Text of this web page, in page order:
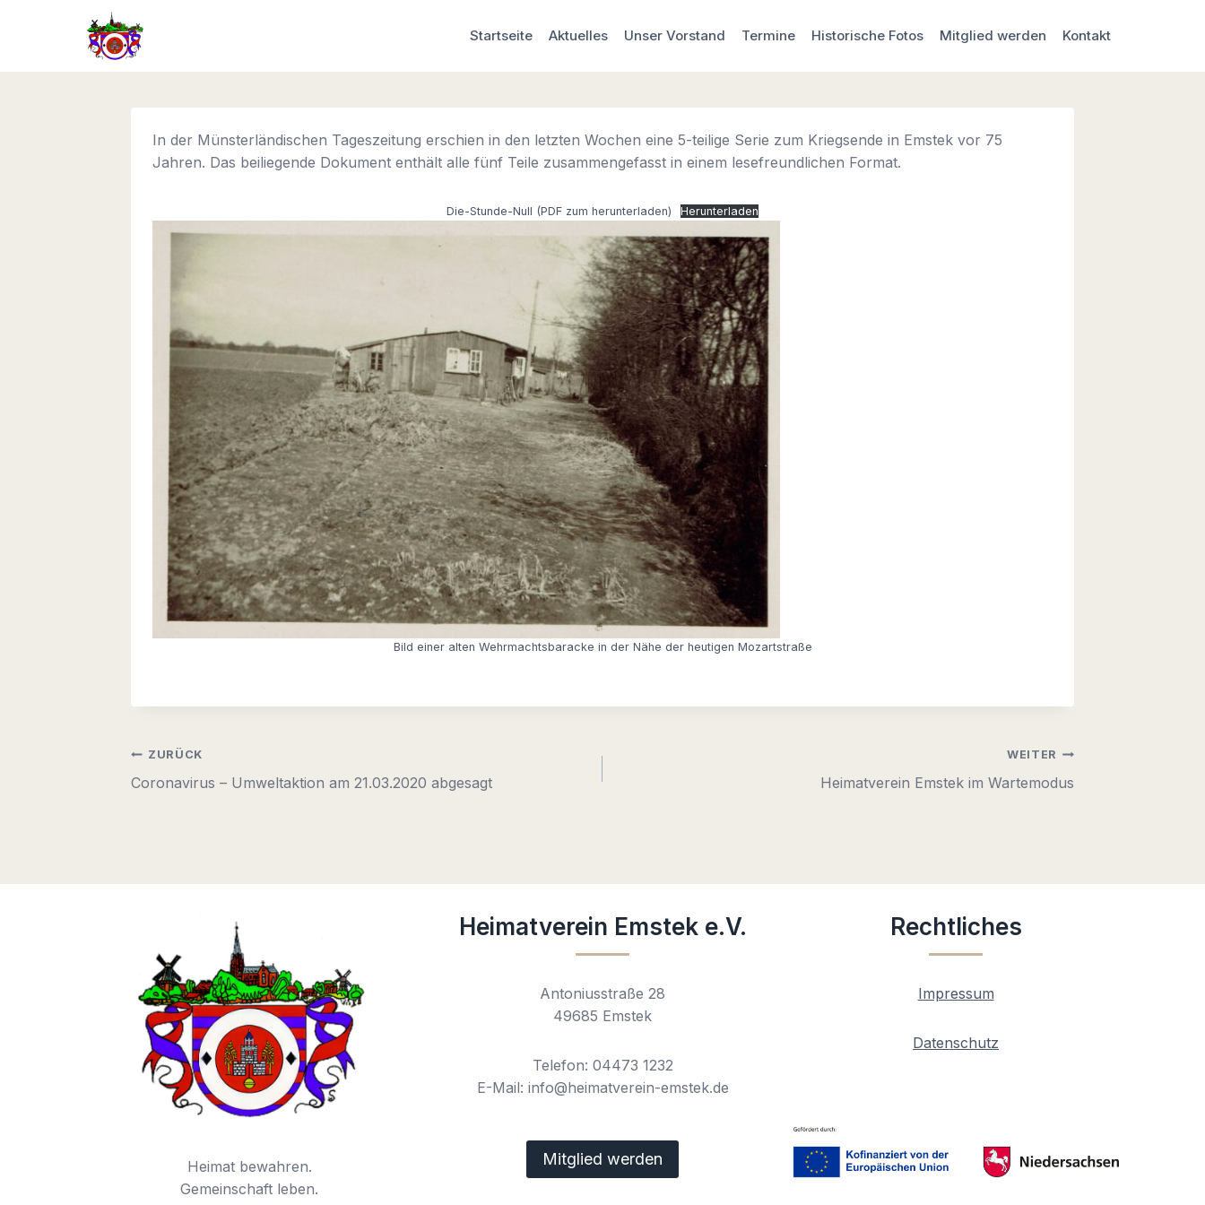
Startseite Aktuelles Unser Vorstand Termine Historische Fotos Mitglied werden Kontakt
In der Münsterländischen Tageszeitung erschien in den letzten Wochen eine 5-teilige Serie zum Kriegsende in Emstek vor 75
Jahren. Das beiliegende Dokument enthält alle fünf Teile zusammengefasst in einem lesefreundlichen Format.
Die-Stunde-Null (PDF zum herunterladen) Herunterladen
Bild einer alten Wehrmachtsbaracke in der Nähe der heutigen Mozartstraße
Beitragsnavigation
ZURÜCK
Coronavirus – Umweltaktion am 21.03.2020 abgesagt
WEITER
Heimatverein Emstek im Wartemodus
Heimat bewahren.
Gemeinschaft leben.
Heimatverein Emstek e.V.
Antoniusstraße 28
49685 Emstek
Telefon: 04473 1232
E-Mail: info@heimatverein-emstek.de
Mitglied werden
Rechtliches
Impressum
Datenschutz